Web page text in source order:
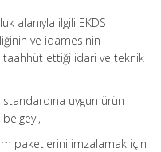
alanıyla ilgili EKDS
ve idamesinin
taahhüt ettiği idari ve teknik
standardına uygun ürün
paketlerini imzalamak için